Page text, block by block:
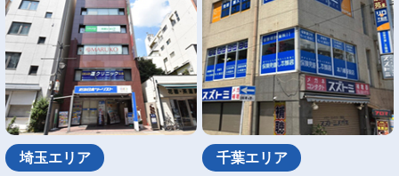
埼玉エリア
千葉エリア